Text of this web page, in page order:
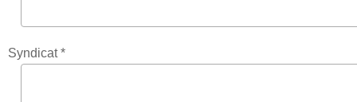
Syndicat *